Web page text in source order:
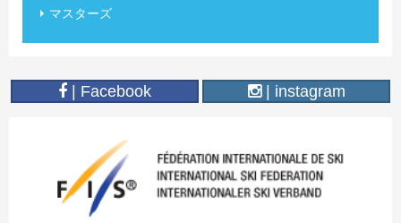
マスターズ
| Facebook | instagram